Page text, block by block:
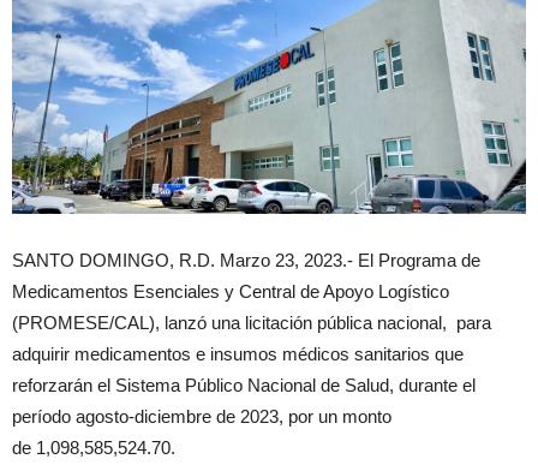
SANTO DOMINGO, R.D. Marzo 23, 2023.- El Programa de
Medicamentos Esenciales y Central de Apoyo Logístico
(PROMESE/CAL), lanzó una licitación pública nacional, para
adquirir medicamentos e insumos médicos sanitarios que
reforzarán el Sistema Público Nacional de Salud, durante el
período agosto-diciembre de 2023, por un monto
de 1,098,585,524.70.